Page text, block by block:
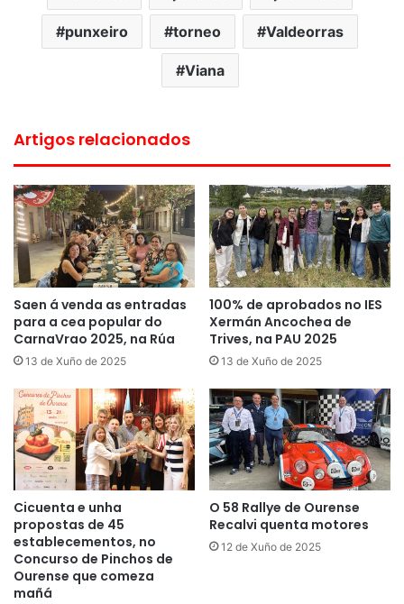
punxeiro torneo Valdeorras
Viana
Artigos relacionados
Saen á venda as entradas
para a cea popular do
CarnaVrao 2025, na Rúa
13 de Xuño de 2025
100% de aprobados no IES
Xermán Ancochea de
Trives, na PAU 2025
13 de Xuño de 2025
Cicuenta e unha
propostas de 45
establecementos, no
Concurso de Pinchos de
Ourense que comeza
mañá
O 58 Rallye de Ourense
Recalvi quenta motores
12 de Xuño de 2025